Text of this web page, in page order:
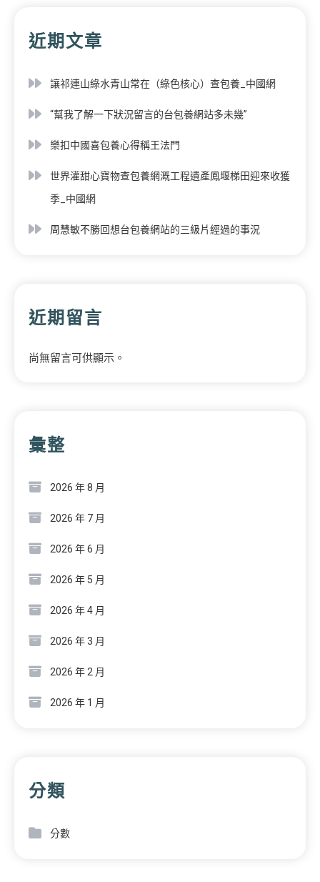
近期文章
讓祁連山綠水青山常在（綠色核心）查包養_中國網
“幫我了解一下狀況留言的台包養網站多未幾”
樂扣中國喜包養心得稱王法門
世界灌甜心寶物查包養網溉工程遺產鳳堰梯田迎來收獲
季_中國網
周慧敏不勝回想台包養網站的三級片經過的事況
近期留言
尚無留言可供顯示。
彙整
2026 年 8 月
2026 年 7 月
2026 年 6 月
2026 年 5 月
2026 年 4 月
2026 年 3 月
2026 年 2 月
2026 年 1 月
分類
分數